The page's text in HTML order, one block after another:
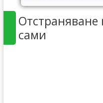
Отстраняване
сами